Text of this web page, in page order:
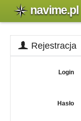
navime.pl
Rejestracja
Login
Hasło